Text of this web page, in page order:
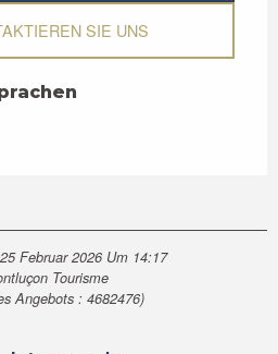
SIE UNS
Februar 2026 Um 14:17
Tourisme
Angebots : 4682476)